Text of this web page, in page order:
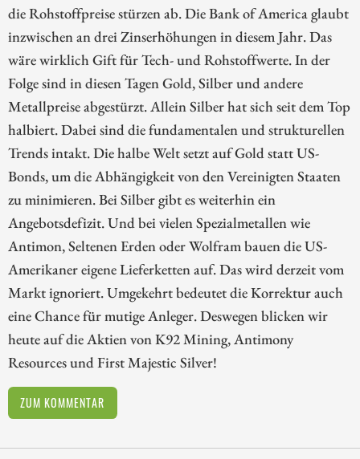
die Rohstoffpreise stürzen ab. Die Bank of America glaubt
inzwischen an drei Zinserhöhungen in diesem Jahr. Das
wäre wirklich Gift für Tech- und Rohstoffwerte. In der
Folge sind in diesen Tagen Gold, Silber und andere
Metallpreise abgestürzt. Allein Silber hat sich seit dem Top
halbiert. Dabei sind die fundamentalen und strukturellen
Trends intakt. Die halbe Welt setzt auf Gold statt US-
Bonds, um die Abhängigkeit von den Vereinigten Staaten
zu minimieren. Bei Silber gibt es weiterhin ein
Angebotsdefizit. Und bei vielen Spezialmetallen wie
Antimon, Seltenen Erden oder Wolfram bauen die US-
Amerikaner eigene Lieferketten auf. Das wird derzeit vom
Markt ignoriert. Umgekehrt bedeutet die Korrektur auch
eine Chance für mutige Anleger. Deswegen blicken wir
heute auf die Aktien von K92 Mining, Antimony
Resources und First Majestic Silver!
ZUM KOMMENTAR